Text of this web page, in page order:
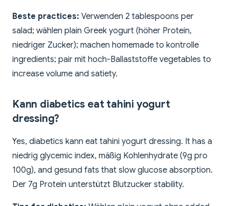
Beste practices: Verwenden 2 tablespoons per
salad; wählen plain Greek yogurt (höher Protein,
niedriger Zucker); machen homemade to kontrolle
ingredients; pair mit hoch-Ballaststoffe vegetables to
increase volume and satiety.
Kann diabetics eat tahini yogurt
dressing?
Yes, diabetics kann eat tahini yogurt dressing. It has a
niedrig glycemic index, mäßig Kohlenhydrate (9g pro
100g), and gesund fats that slow glucose absorption.
Der 7g Protein unterstützt Blutzucker stability.